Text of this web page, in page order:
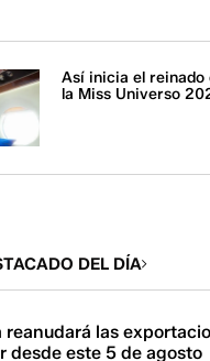
Así inicia el
la Miss Universo
DEL DÍA
reanudará las
desde este 5 de agosto